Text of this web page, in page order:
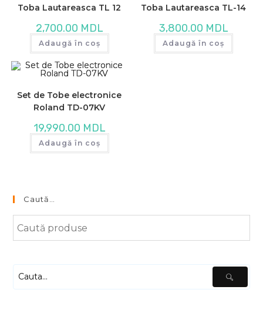
Toba Lautareasca TL 12
2,700.00 MDL
Adaugă în coș
Toba Lautareasca TL-14
3,800.00 MDL
Adaugă în coș
Set de Tobe electronice
Roland TD-07KV
19,990.00 MDL
Adaugă în coș
Caută…